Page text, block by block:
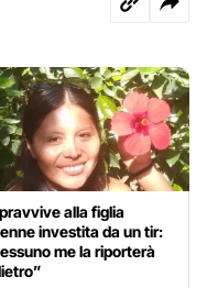
alla figlia
investita da un tir:
me la riporterà